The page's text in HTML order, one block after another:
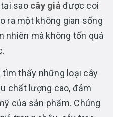
sao cây giả được coi
ra một không gian sống
nhiên mà không tốn quá
tìm thấy những loại cây
chất lượng cao, đảm
của sản phẩm. Chúng